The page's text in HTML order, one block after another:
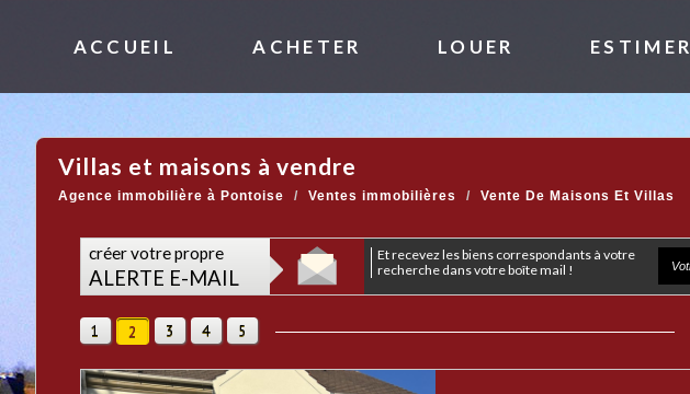
ACCUEIL ACHETER LOUER ESTIMER
Villas et maisons à vendre
Agence immobilière à Pontoise Ventes immobilières Vente De Maisons Et Villas
créer votre propre
ALERTE E-MAIL
et recevez les biens correspondants à votre
recherche dans votre boîte mail !
1 2 3 4 5